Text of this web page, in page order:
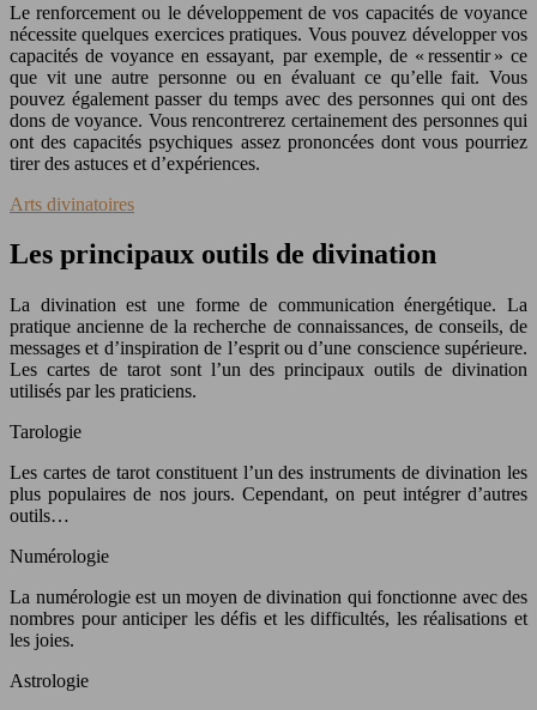
Le renforcement ou le développement de vos capacités de voyance
nécessite quelques exercices pratiques. Vous pouvez développer vos
capacités de voyance en essayant, par exemple, de « ressentir » ce
que vit une autre personne ou en évaluant ce qu’elle fait. Vous
pouvez également passer du temps avec des personnes qui ont des
dons de voyance. Vous rencontrerez certainement des personnes qui
ont des capacités psychiques assez prononcées dont vous pourriez
tirer des astuces et d’expériences.
Arts divinatoires
Les principaux outils de divination
La divination est une forme de communication énergétique. La
pratique ancienne de la recherche de connaissances, de conseils, de
messages et d’inspiration de l’esprit ou d’une conscience supérieure.
Les cartes de tarot sont l’un des principaux outils de divination
utilisés par les praticiens.
Tarologie
Les cartes de tarot constituent l’un des instruments de divination les
plus populaires de nos jours. Cependant, on peut intégrer d’autres
outils…
Numérologie
La numérologie est un moyen de divination qui fonctionne avec des
nombres pour anticiper les défis et les difficultés, les réalisations et
les joies.
Astrologie